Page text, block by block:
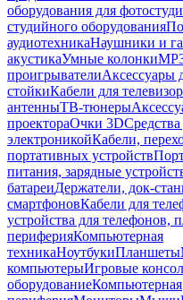
оборудования для
студийного оборудования
аудиотехникаНаушники и
акустикаУмные колонки
проигрывателиАксессуары
стойкиКабели для
антенныТВ-тюнеры
проектораОчки 3DСредства
электроникойКабели,
портативных устройств
питания, зарядные
батареиДержатели, док-
смартфоновКабели для
устройства для телефонов,
периферияКомпьютерная
техникаНоутбукиПланшеты
компьютерыИгровые
оборудованиеКомпьютерная